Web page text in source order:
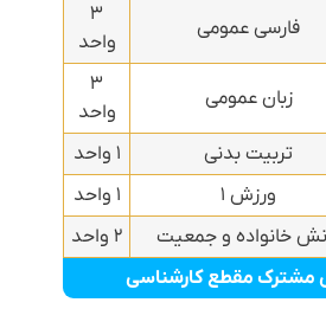
مشترک مقطع کارشناسی
فارسی عمومی
۳
واحد
زبان عمومی
۳
واحد
تربیت بدنی
۱ واحد
ورزش ۱
۱ واحد
خانواده و جمعیت
۲ واحد